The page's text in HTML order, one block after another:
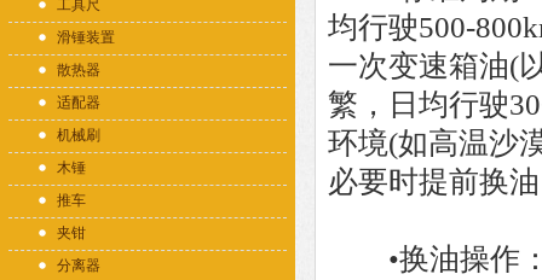
工具尺
滑锤装置
散热器
适配器
机械刷
木锤
推车
夹钳
分离器
均行驶500-
一次变速箱油(
繁，日均行驶
环境(如高温沙
必要时提前换
•换油操作：